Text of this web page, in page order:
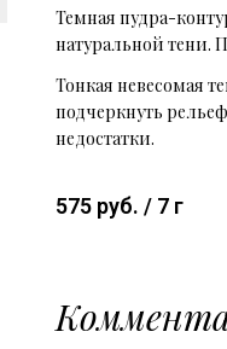
Темная пудра-
натуральной тени.
Тонкая невесомая
подчеркнуть
недостатки.
575 руб. / 7 г